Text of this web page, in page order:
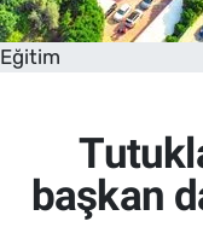
Eğitim
başkan